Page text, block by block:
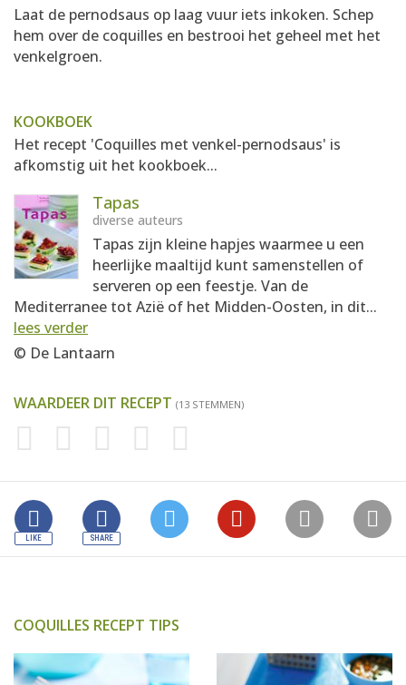
Laat de pernodsaus op laag vuur iets inkoken. Schep
hem over de coquilles en bestrooi het geheel met het
venkelgroen.
KOOKBOEK
Het recept 'Coquilles met venkel-pernodsaus' is
afkomstig uit het kookboek...
Tapas
diverse auteurs
Tapas zijn kleine hapjes waarmee u een
heerlijke maaltijd kunt samenstellen of
serveren op een feestje. Van de
Mediterranee tot Azië of het Midden-Oosten, in dit...
lees verder
© De Lantaarn
WAARDEER DIT RECEPT (13 STEMMEN)
COQUILLES RECEPT TIPS